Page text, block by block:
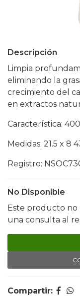
Descripción
Limpia
eliminando la
crecimiento del
en extractos
Característica:
Medidas: 21.5 x 8
Registro:
No Disponible
Este producto no
una consulta al
Compartir: